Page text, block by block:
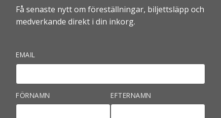
Få senaste nytt om föreställningar, biljettsläpp och
medverkande direkt i din inkorg.
EMAIL
FÖRNAMN EFTERNAMN